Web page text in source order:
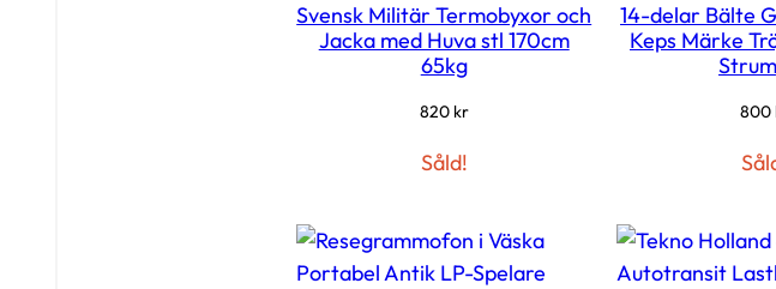
Svensk Militär Termobyxor och
Jacka med Huva stl 170cm
65kg
820 kr
Såld!
14-delar Bälte
Keps Märke
800